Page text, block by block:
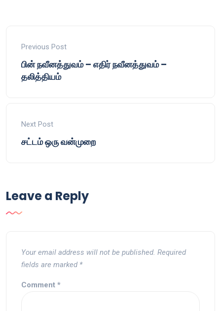
Previous Post
பின் நவீனத்துவம் – எதிர் நவீனத்துவம் –
தலித்தியம்
Next Post
சட்டம் ஒரு வன்முறை
Leave a Reply
Your email address will not be published. Required
fields are marked *
Comment *